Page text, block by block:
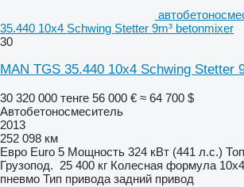
35.440 10x4 Schwing Stetter 9m³ betonmixer
30
MAN TGS 35.440 10x4 Schwing Stetter
30 320 000 тенге 56 000 € ≈ 64 700 $
Автобетоносмеситель
2013
252 098 км
Евро Euro 5 Мощность 324 кВт (441 л.с.)
Грузопод. 25 400 кг Колесная формула 10x4
пневмо Тип привода задний привод